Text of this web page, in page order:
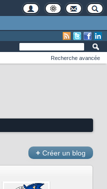
Recherche avancée
+ Créer un blog